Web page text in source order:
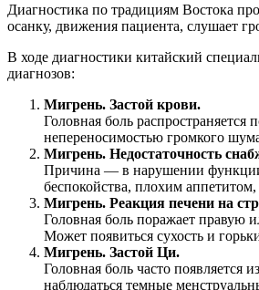
Диагностика по традициям Востока
осанку, движения пациента, слушает
В ходе диагностики китайский
диагнозов:
Мигрень. Застой крови.
Головная боль
непереносимостью громкого
Мигрень. Недостаточность
Причина — в нарушении функции
беспокойства, плохим
Мигрень. Реакция печени на
Головная боль поражает правую
Может появиться сухость и
Мигрень. Застой Ци.
Головная боль часто появляется
наблюдаться темные